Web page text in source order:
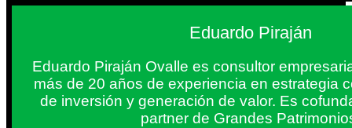
Eduardo Piraján
Eduardo Piraján Ovalle es consultor
más de 20 años de experiencia en estrategia
de inversión y generación de valor. Es
partner de Grandes